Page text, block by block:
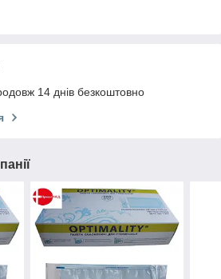
14 днів безкоштовно